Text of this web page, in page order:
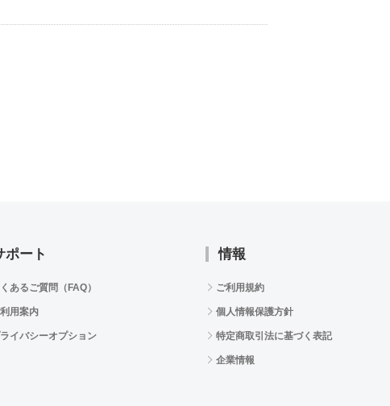
ポート
あるご質問（FAQ）
用案内
イバシーオプション
情報
ご利用規約
個人情報保護方針
特定商取引法に基づく表記
企業情報